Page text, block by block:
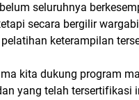
seluruhnya
secara bergilir
keterampilan
kita dukung program
yang telah tersertifikasi